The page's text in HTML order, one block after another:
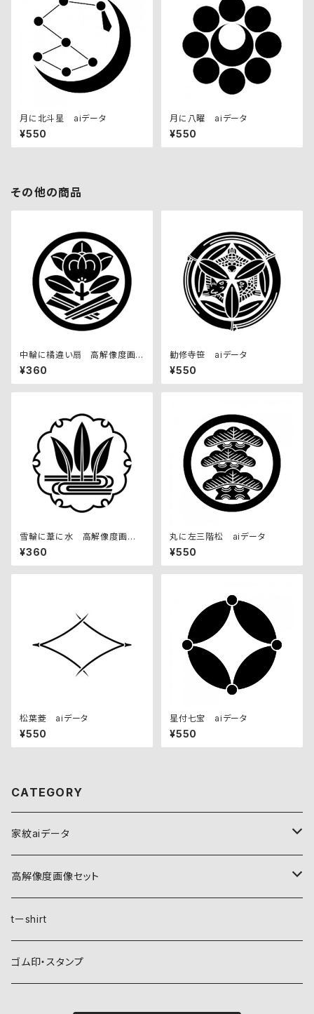
月に北斗星 aiデータ
¥550
月に八曜 aiデータ
¥550
その他の商品
中輪に橘違い扇 高解像度画
像セット
¥360
勧修寺笹 aiデータ
¥550
雪輪に葦に水 高解像度画像
セット
¥360
丸に左三階松 aiデータ
¥550
松葉菱 aiデータ
¥550
星付七宝 aiデータ
¥550
CATEGORY
家紋aiデータ
自然紋
稲妻
霞
植物紋
葵
動物紋
高解像度画像セット
自然紋
稲妻
植物紋
tーshirt
ゴム印・スタンプ